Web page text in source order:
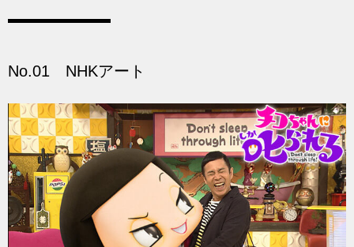
No.01 NHKアート